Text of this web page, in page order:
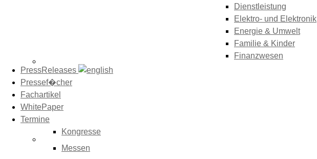
Dienstleistung
Elektro- und Elektronik
Energie & Umwelt
Familie & Kinder
Finanzwesen
PressReleases
Pressef�cher
Fachartikel
WhitePaper
Termine
Kongresse
Messen